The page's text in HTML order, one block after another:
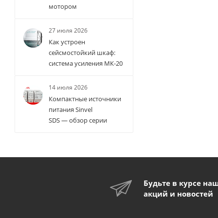
мотором
27 июля 2026
Как устроен
сейсмостойкий шкаф:
система усиления МК-20
14 июля 2026
Компактные источники
питания Sinvel
SDS — обзор серии
Будьте в курсе
акций и новостей